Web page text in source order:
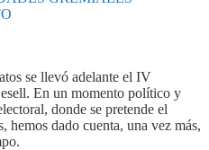
se llevó adelante el IV
En un momento político y
donde se pretende el
hemos dado cuenta, una vez más,